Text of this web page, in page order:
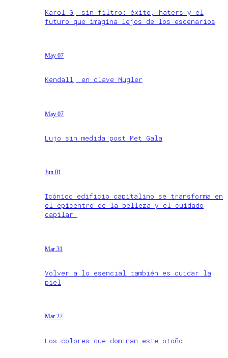
Karol G, sin filtro: éxito, haters y el
futuro que imagina lejos de los escenarios
May 07
Kendall, en clave Mugler
May 07
Lujo sin medida post Met Gala
Jun 01
Icónico edificio capitalino se transforma en
el epicentro de la belleza y el cuidado
capilar
Mar 31
Volver a lo esencial también es cuidar la
piel
Mar 27
Los colores que dominan este otoño